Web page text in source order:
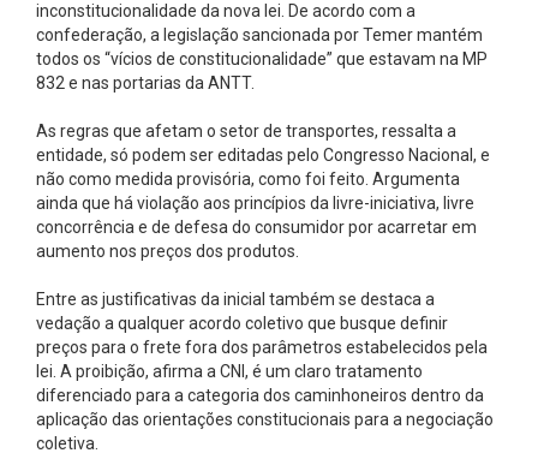
inconstitucionalidade da nova lei. De acordo com a
confederação, a legislação sancionada por Temer mantém
todos os “vícios de constitucionalidade” que estavam na MP
832 e nas portarias da ANTT.
As regras que afetam o setor de transportes, ressalta a
entidade, só podem ser editadas pelo Congresso Nacional, e
não como medida provisória, como foi feito. Argumenta
ainda que há violação aos princípios da livre-iniciativa, livre
concorrência e de defesa do consumidor por acarretar em
aumento nos preços dos produtos.
Entre as justificativas da inicial também se destaca a
vedação a qualquer acordo coletivo que busque definir
preços para o frete fora dos parâmetros estabelecidos pela
lei. A proibição, afirma a CNI, é um claro tratamento
diferenciado para a categoria dos caminhoneiros dentro da
aplicação das orientações constitucionais para a negociação
coletiva.